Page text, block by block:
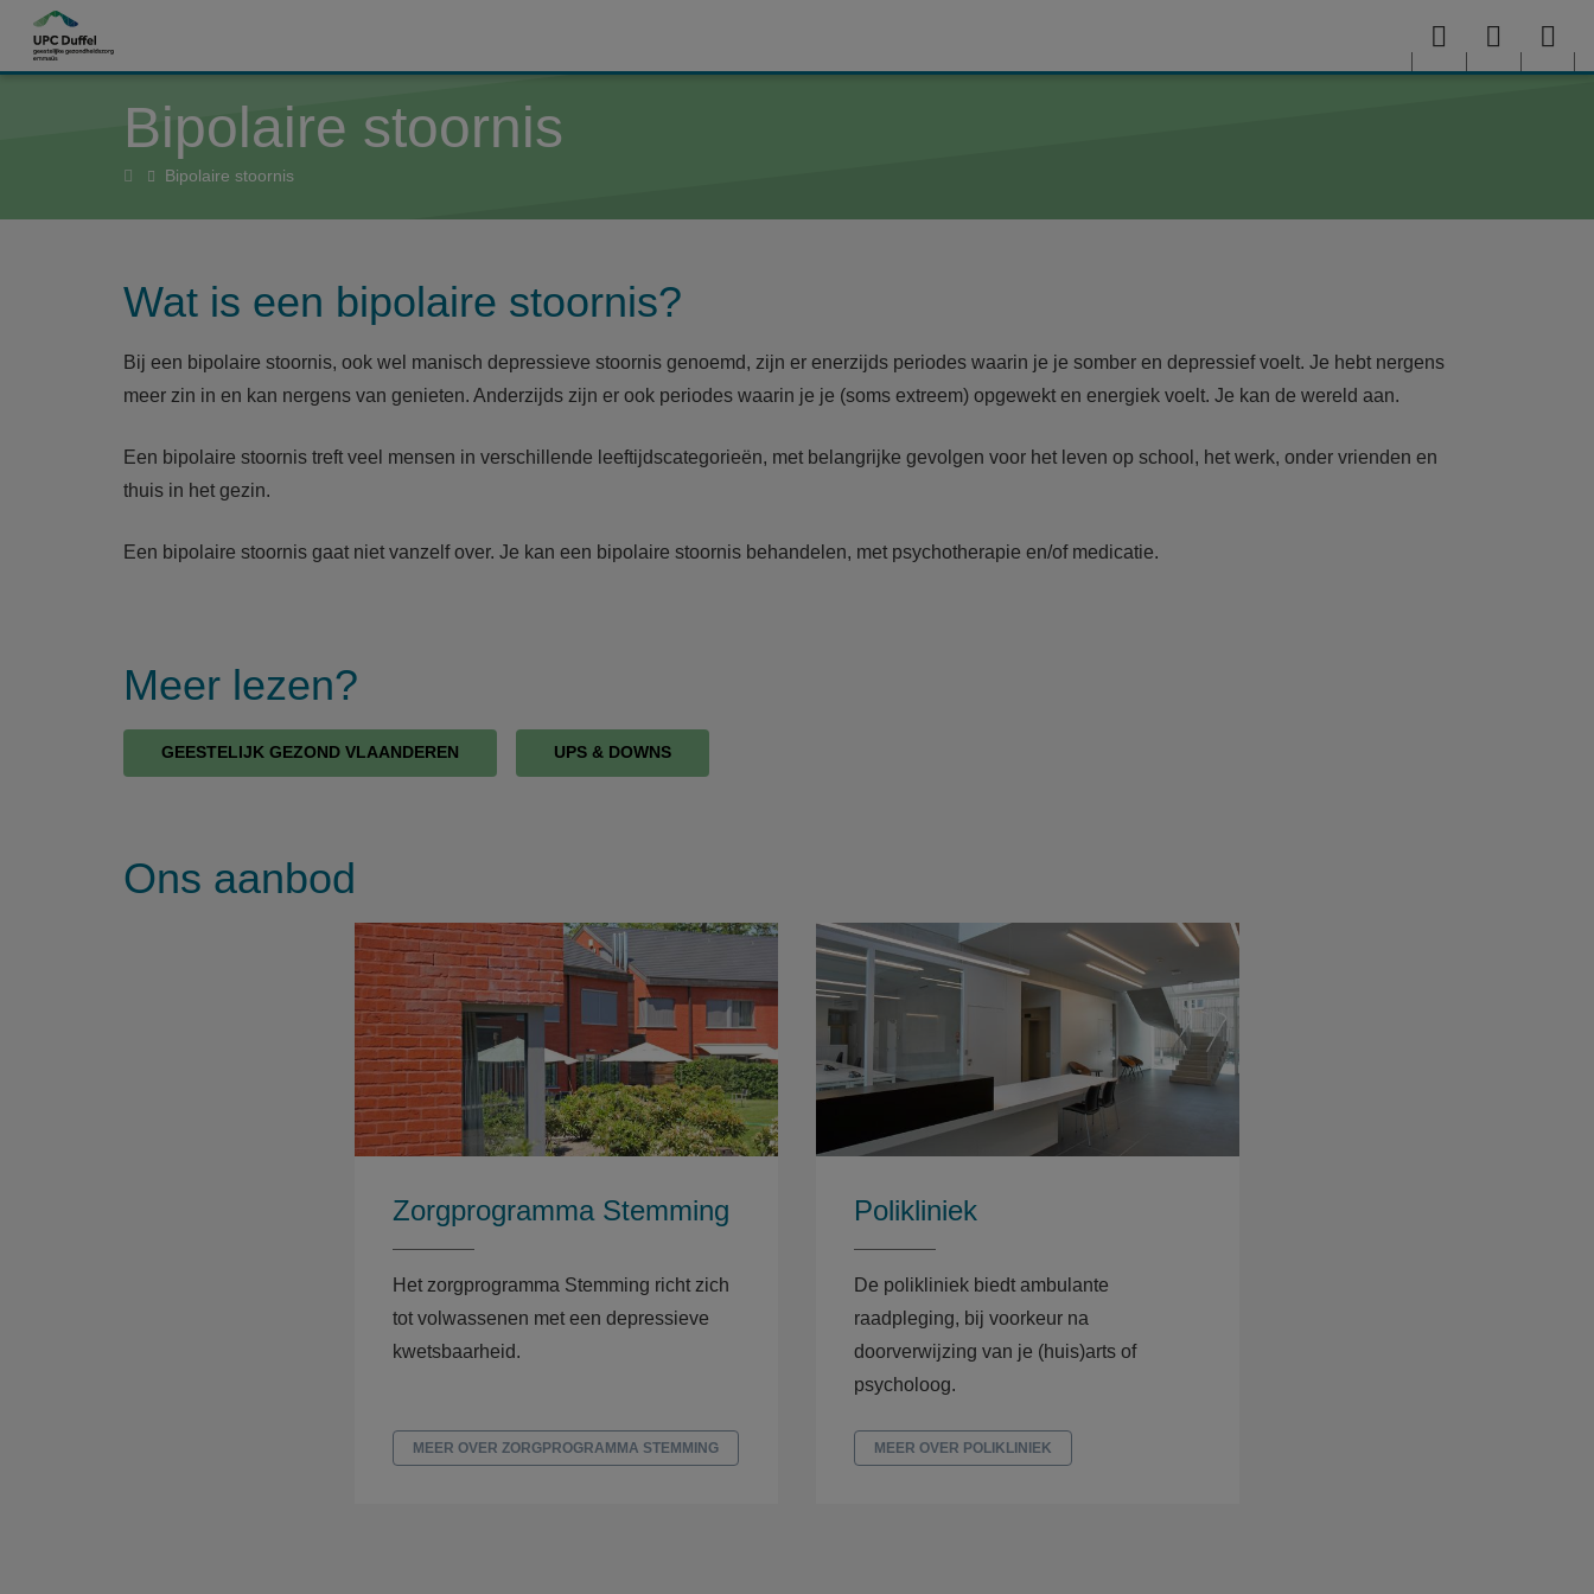
Overslaan en naar de inhoud gaan
Menu User
Bipolaire stoornis
HomeBipolaire stoornis
Wat is een bipolaire stoornis?
Bij een bipolaire stoornis, ook wel manisch depressieve stoornis genoemd, zijn er enerzijds periodes waarin je je somber en depressief voelt. Je hebt nergens
meer zin in en kan nergens van genieten. Anderzijds zijn er ook periodes waarin je je (soms extreem) opgewekt en energiek voelt. Je kan de wereld aan.
Een bipolaire stoornis treft veel mensen in verschillende leeftijdscategorieën, met belangrijke gevolgen voor het leven op school, het werk, onder vrienden en
thuis in het gezin.
Een bipolaire stoornis gaat niet vanzelf over. Je kan een bipolaire stoornis behandelen, met psychotherapie en/of medicatie.
Meer lezen?
GEESTELIJK GEZOND VLAANDEREN UPS & DOWNS
Ons aanbod
Zorgprogramma Stemming
Het zorgprogramma Stemming richt zich
tot volwassenen met een depressieve
kwetsbaarheid.
MEER OVER ZORGPROGRAMMA STEMMING
Polikliniek
De polikliniek biedt ambulante
raadpleging, bij voorkeur na
doorverwijzing van je (huis)arts of
psycholoog.
MEER OVER POLIKLINIEK